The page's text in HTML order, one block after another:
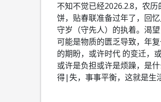
不知不觉已经2026.2.8，农
饼，贴春联准备过年了，回
守岁（守先人）的执着。渴
可能是物质的匮乏导致，年
的期盼，或许时代 的变迁，
或许是负担或许是烦躁，是
得|失，事事平衡，这就是生